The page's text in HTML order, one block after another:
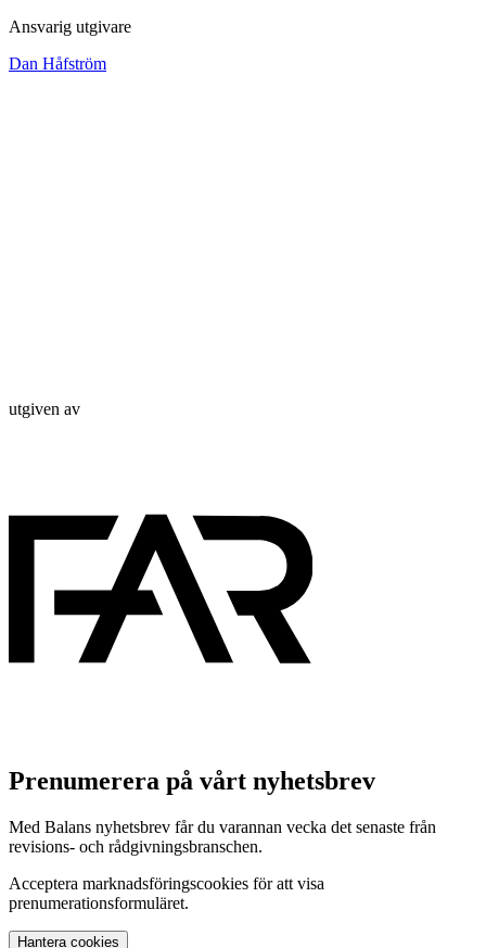
Ansvarig utgivare
Dan Håfström
utgiven av
Prenumerera på vårt nyhetsbrev
Med Balans nyhetsbrev får du varannan vecka det senaste från
revisions- och rådgivningsbranschen.
Acceptera marknadsföringscookies för att visa
prenumerationsformuläret.
Hantera cookies